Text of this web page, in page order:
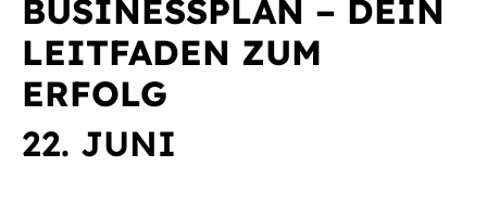
BUSINESSPLAN – DEIN
LEITFADEN ZUM
ERFOLG
22. JUNI